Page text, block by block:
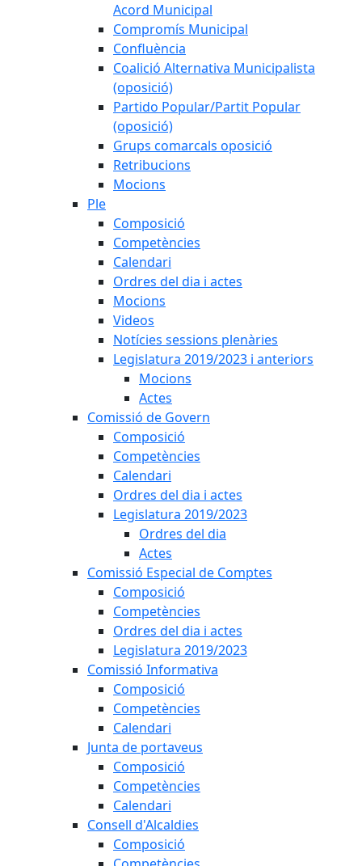
Acord Municipal
Compromís Municipal
Confluència
Coalició Alternativa Municipalista
(oposició)
Partido Popular/Partit Popular
(oposició)
Grups comarcals oposició
Retribucions
Mocions
Ple
Composició
Competències
Calendari
Ordres del dia i actes
Mocions
Videos
Notícies sessions plenàries
Legislatura 2019/2023 i anteriors
Mocions
Actes
Comissió de Govern
Composició
Competències
Calendari
Ordres del dia i actes
Legislatura 2019/2023
Ordres del dia
Actes
Comissió Especial de Comptes
Composició
Competències
Ordres del dia i actes
Legislatura 2019/2023
Comissió Informativa
Composició
Competències
Calendari
Junta de portaveus
Composició
Competències
Calendari
Consell d'Alcaldies
Composició